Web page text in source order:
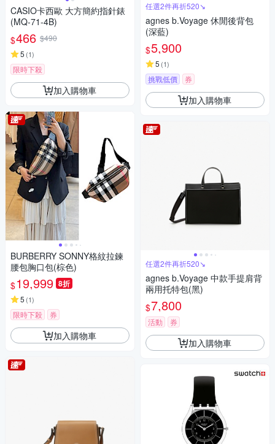
CASIO卡西歐 大方簡約指針錶
(MQ-71-4B)
$466 $490
5 (1)
限時下殺
加入購物車
BURBERRY SONNY格紋拉鍊
腰包胸口包(棕色)
$19,999 8折
5 (1)
限時下殺 券
加入購物車
任選2件再折520↘
agnes b.Voyage 休閒後背包
(深藍)
$5,900
5 (1)
挑戰低價 券
加入購物車
任選2件再折520↘
agnes b.Voyage 中款手提肩背
兩用托特包(黑)
$7,800
活動 券
加入購物車